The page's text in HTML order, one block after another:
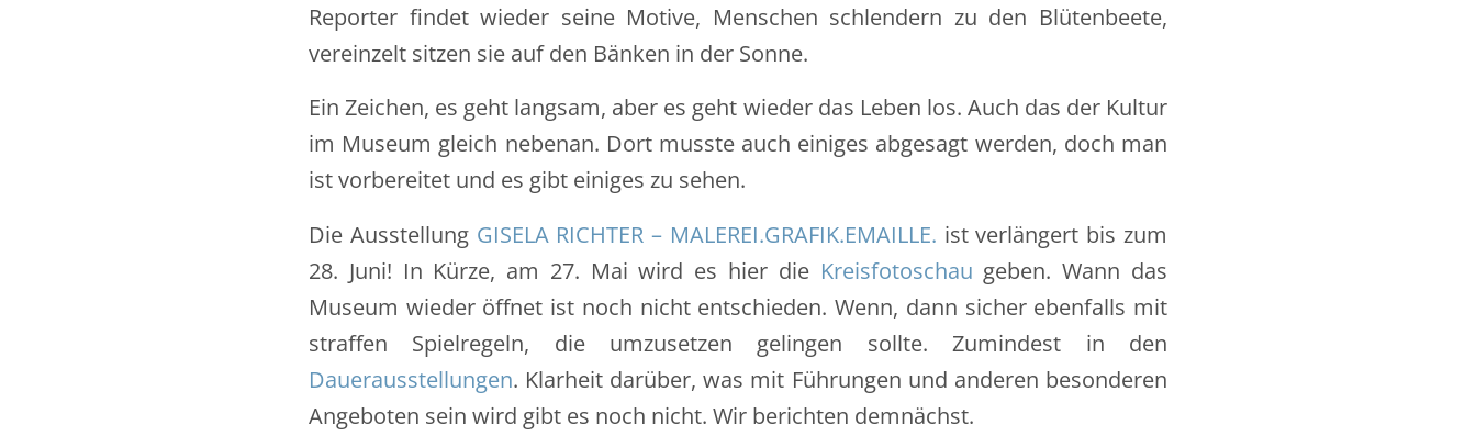
Reporter findet wieder seine Motive, Menschen schlendern zu den Blütenbeete,
vereinzelt sitzen sie auf den Bänken in der Sonne.
Ein Zeichen, es geht langsam, aber es geht wieder das Leben los. Auch das der Kultur
im Museum gleich nebenan. Dort musste auch einiges abgesagt werden, doch man
ist vorbereitet und es gibt einiges zu sehen.
Die Ausstellung GISELA RICHTER – MALEREI.GRAFIK.EMAILLE. ist verlängert bis zum
28. Juni! In Kürze, am 27. Mai wird es hier die Kreisfotoschau geben. Wann das
Museum wieder öffnet ist noch nicht entschieden. Wenn, dann sicher ebenfalls mit
straffen Spielregeln, die umzusetzen gelingen sollte. Zumindest in den
Dauerausstellungen. Klarheit darüber, was mit Führungen und anderen besonderen
Angeboten sein wird gibt es noch nicht. Wir berichten demnächst.